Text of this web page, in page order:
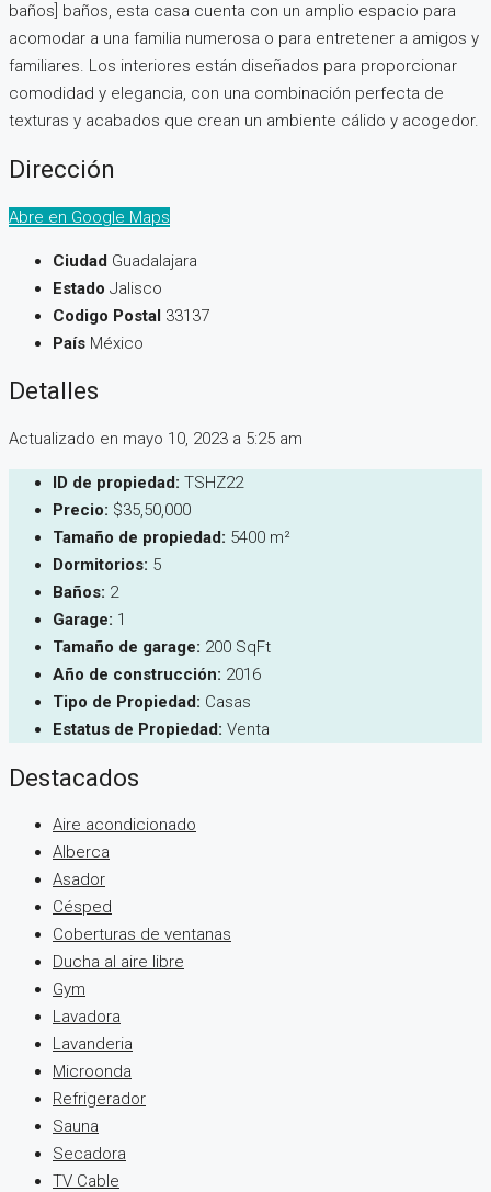
baños] baños, esta casa cuenta con un amplio espacio para
acomodar a una familia numerosa o para entretener a amigos y
familiares. Los interiores están diseñados para proporcionar
comodidad y elegancia, con una combinación perfecta de
texturas y acabados que crean un ambiente cálido y acogedor.
Dirección
Abre en Google Maps
Ciudad Guadalajara
Estado Jalisco
Codigo Postal 33137
País México
Detalles
Actualizado en mayo 10, 2023 a 5:25 am
ID de propiedad: TSHZ22
Precio: $35,50,000
Tamaño de propiedad: 5400 m²
Dormitorios: 5
Baños: 2
Garage: 1
Tamaño de garage: 200 SqFt
Año de construcción: 2016
Tipo de Propiedad: Casas
Estatus de Propiedad: Venta
Destacados
Aire acondicionado
Alberca
Asador
Césped
Coberturas de ventanas
Ducha al aire libre
Gym
Lavadora
Lavanderia
Microonda
Refrigerador
Sauna
Secadora
TV Cable